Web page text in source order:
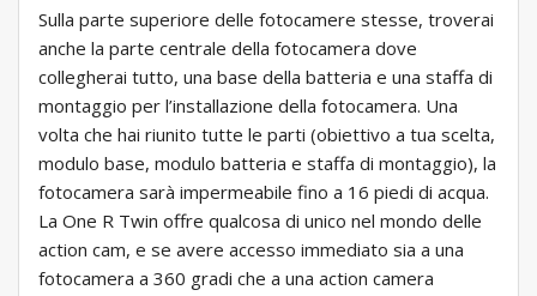
Sulla parte superiore delle fotocamere stesse, troverai
anche la parte centrale della fotocamera dove
collegherai tutto, una base della batteria e una staffa di
montaggio per l’installazione della fotocamera. Una
volta che hai riunito tutte le parti (obiettivo a tua scelta,
modulo base, modulo batteria e staffa di montaggio), la
fotocamera sarà impermeabile fino a 16 piedi di acqua.
La One R Twin offre qualcosa di unico nel mondo delle
action cam, e se avere accesso immediato sia a una
fotocamera a 360 gradi che a una action camera